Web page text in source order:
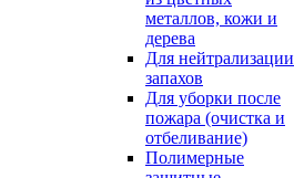
металлов, кожи и
дерева
Для нейтрализации
запахов
Для уборки после
пожара (очистка и
отбеливание)
Полимерные